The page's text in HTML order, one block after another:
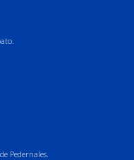
Pedernales.